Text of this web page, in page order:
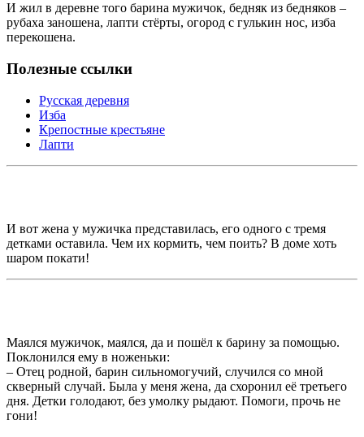
И жил в деревне того барина мужичок, бедняк из бедняков –
рубаха заношена, лапти стёрты, огород с гулькин нос, изба
перекошена.
Полезные ссылки
Русская деревня
Изба
Крепостные крестьяне
Лапти
И вот жена у мужичка представилась, его одного с тремя
детками оставила. Чем их кормить, чем поить? В доме хоть
шаром покати!
Маялся мужичок, маялся, да и пошёл к барину за помощью.
Поклонился ему в ноженьки:
– Отец родной, барин сильномогучий, случился со мной
скверный случай. Была у меня жена, да схоронил её третьего
дня. Детки голодают, без умолку рыдают. Помоги, прочь не
гони!